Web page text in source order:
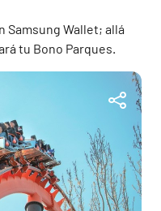
Samsung Wallet; allá
tu Bono Parques.